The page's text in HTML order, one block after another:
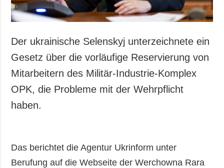
Der ukrainische Selenskyj unterzeichnete ein
Gesetz über die vorläufige Reservierung von
Mitarbeitern des Militär-Industrie-Komplex
OPK, die Probleme mit der Wehrpflicht
haben.
Das berichtet die Agentur Ukrinform unter
Berufung auf die Webseite der Werchowna Rara